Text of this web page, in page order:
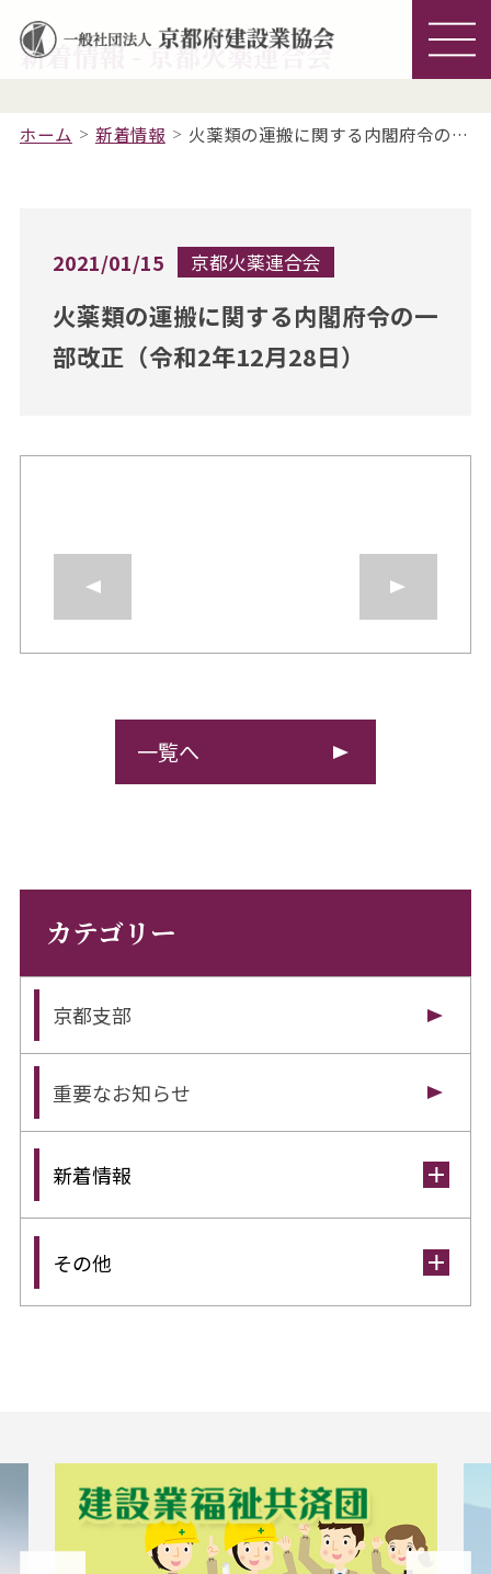
新着情報 - 京都火薬連合会
ホーム 新着情報 火薬類の運搬に関する内閣府令の一部改正（令和2年12月28日）
2021/01/15 京都火薬連合会
火薬類の運搬に関する内閣府令の一
部改正（令和2年12月28日）
一覧へ
カテゴリー
京都支部
重要なお知らせ
新着情報
その他